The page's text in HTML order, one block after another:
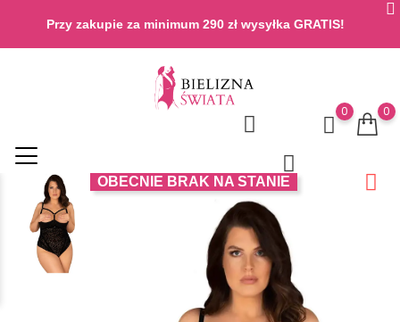
Przy zakupie za minimum 290 zł wysyłka GRATIS!
0
0
OBECNIE BRAK NA STANIE